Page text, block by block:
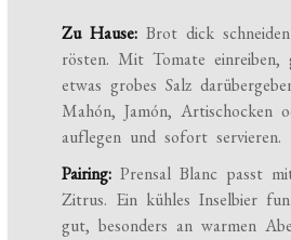
Zu Hause: Brot dick
rösten. Mit Tomate
etwas grobes Salz
Mahón, Jamón, Artischocken
auflegen und sofort servieren.
Pairing: Prensal Blanc passt
Zitrus. Ein kühles Inselbier
gut, besonders an warmen